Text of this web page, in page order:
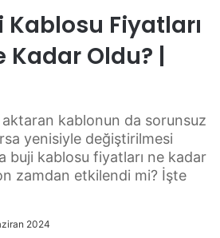
Kablosu Fiyatları
Kadar Oldu? |
kablonun da sorunsuz
yenisiyle değiştirilmesi
buji kablosu fiyatları ne kadar
zamdan etkilendi mi? İşte
2024